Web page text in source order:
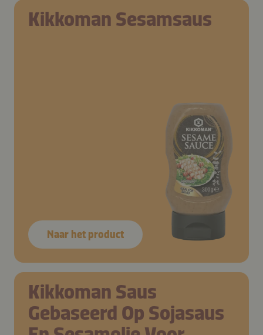
Kikkoman Sesamsaus
Naar het product
Kikkoman Saus
Gebaseerd Op Sojasaus